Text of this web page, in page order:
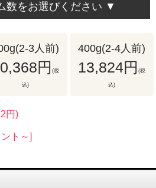
数をお選びください ▼
3人前)
円 (税
込)
400g(2-4人前)
13,824円 (税
込)
円)
ト～]